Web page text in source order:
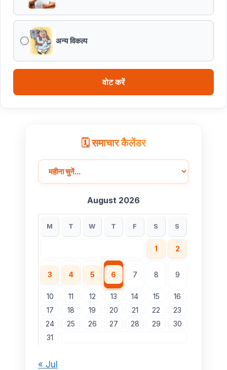
अन्य विकल्प
वोट करें
🗓️ समाचार कैलेंडर
August 2026
M T W T F S S
1 2
3 4 5 6 7 8 9
10 11 12 13 14 15
16
17
18 19 20 21 22
23
24
25 26 27 28 29
30
31
« Jul